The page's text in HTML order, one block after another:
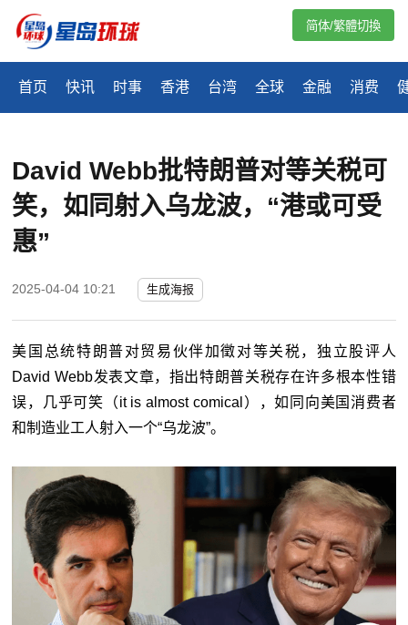
首页 快讯 时事 香港 台湾 全球 金融 消费
简体/繁體切換
David Webb批特朗普对等关税可
笑，如同射入乌龙波，“港或可受
惠”
2025-04-04 10:21 生成海报
美国总统特朗普对贸易伙伴加徵对等关税，独立股评人
David Webb发表文章，指出特朗普关税存在许多根本性错
误，几乎可笑（it is almost comical），如同向美国消费者
和制造业工人射入一个“乌龙波”。